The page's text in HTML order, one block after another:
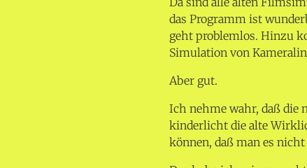
das Programm ist
geht problemlos. Hinzu
Simulation von
Aber gut.
Ich nehme wahr, daß die
kinderlicht die alte
können, daß man es